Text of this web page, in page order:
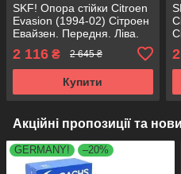
SKF! Опора стійки Citroen
Evasion (1994-02) Сітроен
Евайзен. Передня. Ліва.
KB659.16 , VKDA35317
2 116 ₴ 2 645 ₴
Купити
Акційні пропозиції та
GERMANY! –20%